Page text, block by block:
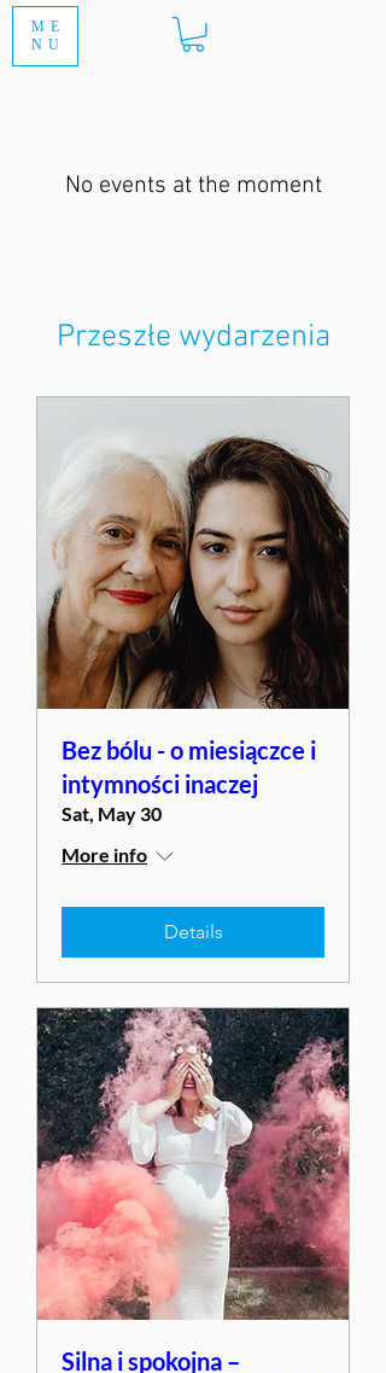
ME
NU
No events at the moment
Przeszłe wydarzenia
Bez bólu - o miesiączce i
intymności inaczej
Sat, May 30
More info
Details
Silna i spokojna –